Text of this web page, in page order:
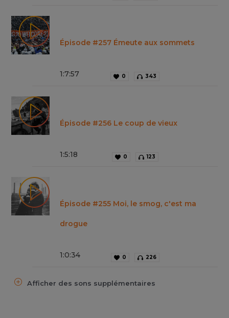
Épisode #257 Émeute aux sommets
1:7:57 0 343
Épisode #256 Le coup de vieux
1:5:18 0 123
Épisode #255 Moi, le smog, c'est ma
drogue
1:0:34 0 226
Afficher des sons supplémentaires